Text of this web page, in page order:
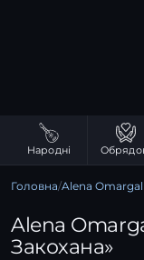
Народні
Головна/Alena
Alena
Закохана»